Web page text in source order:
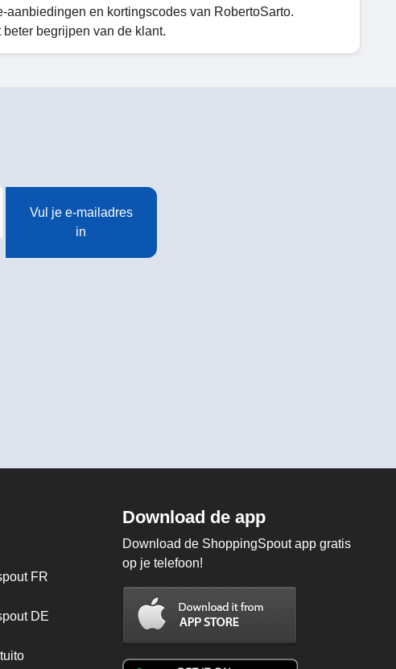
en kortingscodes van RobertoSarto.
begrijpen van de klant.
Vul je e-mailadres
in
FR
DE
Download de app
Download de ShoppingSpout app gratis
op je telefoon!